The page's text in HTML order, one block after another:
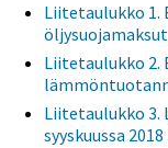
Liitetaulukko 1.
öljysuojamaksut
Liitetaulukko 2.
Liitetaulukko
syyskuussa 2018